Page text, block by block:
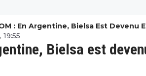
: En Argentine, Bielsa Est Devenu
Tranquilo
Bielsa est
19:55